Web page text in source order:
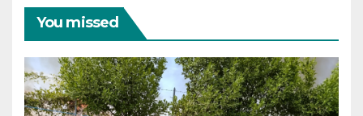
You missed